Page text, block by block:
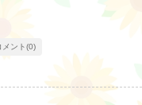
メント(0)